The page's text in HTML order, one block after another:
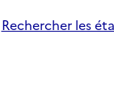
Rechercher les